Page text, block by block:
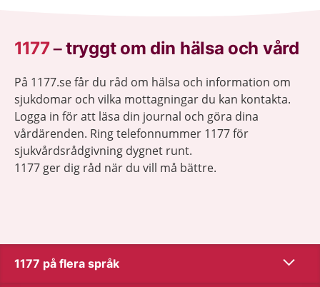
1177–tryggt om din hälsa och vård
På 1177.se får du råd om hälsa och information om
sjukdomar och vilka mottagningar du kan kontakta.
Logga in för att läsa din journal och göra dina
vårdärenden. Ring telefonnummer 1177 för
sjukvårdsrådgivning dygnet runt.
1177 ger dig råd när du vill må bättre.
1177 på flera språk Visa